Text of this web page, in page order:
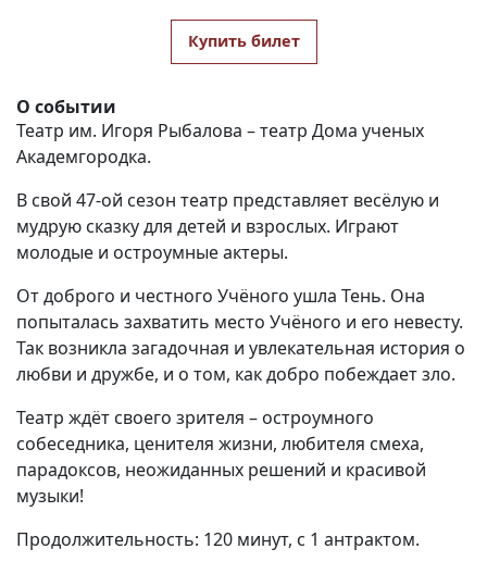
Купить билет
О событии
Театр им. Игоря Рыбалова – театр Дома ученых
Академгородка.
В свой 47-ой сезон театр представляет весёлую и
мудрую сказку для детей и взрослых. Играют
молодые и остроумные актеры.
От доброго и честного Учёного ушла Тень. Она
попыталась захватить место Учёного и его невесту.
Так возникла загадочная и увлекательная история о
любви и дружбе, и о том, как добро побеждает зло.
Театр ждёт своего зрителя – остроумного
собеседника, ценителя жизни, любителя смеха,
парадоксов, неожиданных решений и красивой
музыки!
Продолжительность: 120 минут, с 1 антрактом.